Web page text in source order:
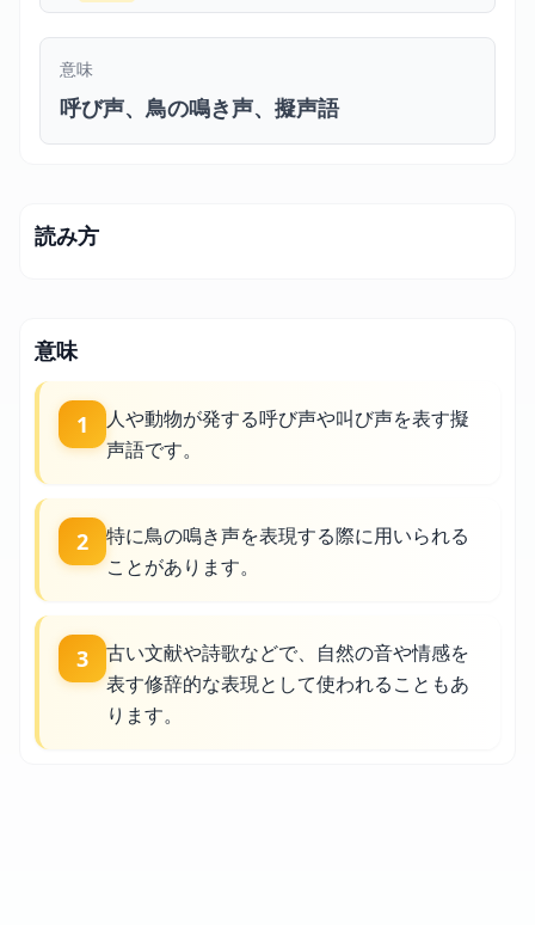
意味
呼び声、鳥の鳴き声、擬声語
読み方
意味
1
人や動物が発する呼び声や叫び声を表す擬
声語です。
2
特に鳥の鳴き声を表現する際に用いられる
ことがあります。
3
古い文献や詩歌などで、自然の音や情感を
表す修辞的な表現として使われることもあ
ります。